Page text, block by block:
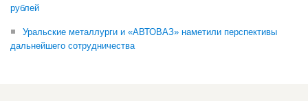
рублей
Уральские металлурги и «АВТОВАЗ» наметили перспективы
дальнейшего сотрудничества